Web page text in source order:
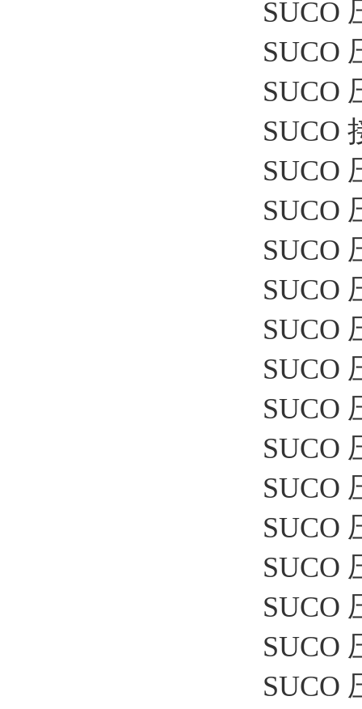
SUCO
SUCO
SUCO
SUCO
SUCO
SUCO
SUCO
SUCO
SUCO
SUCO
SUCO
SUCO
SUCO
SUCO
SUCO
SUCO
SUCO
SUCO